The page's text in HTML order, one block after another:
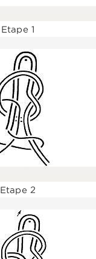
Etape 1
Etape 2